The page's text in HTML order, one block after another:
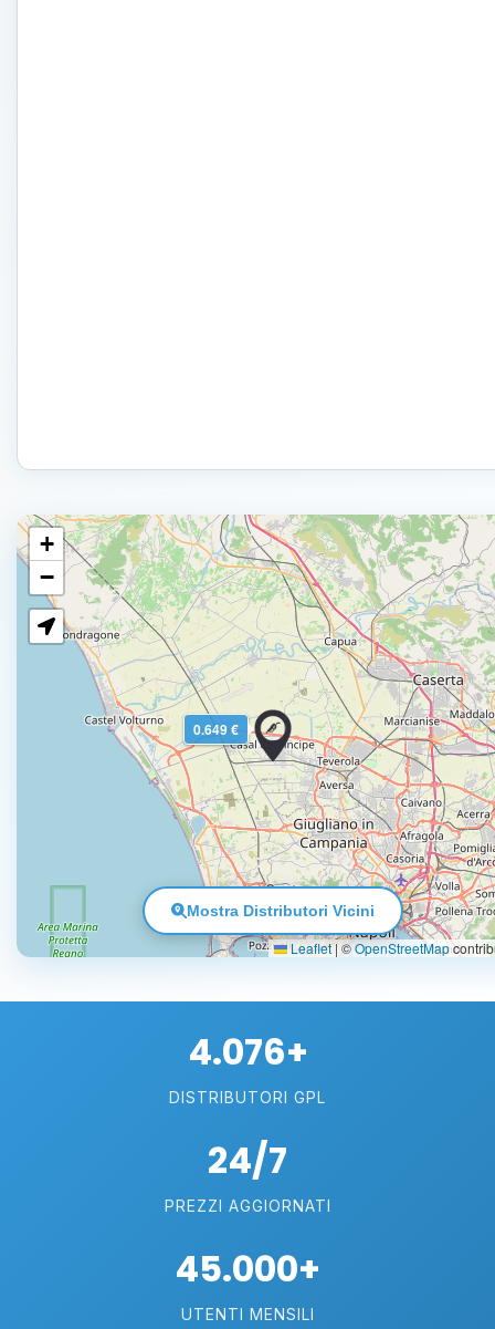
0.649 €
+
−
Leaflet|©OpenStreetMap
Mostra Distributori Vicini
4.076+
DISTRIBUTORI GPL
24/7
PREZZI AGGIORNATI
45.000+
UTENTI MENSILI